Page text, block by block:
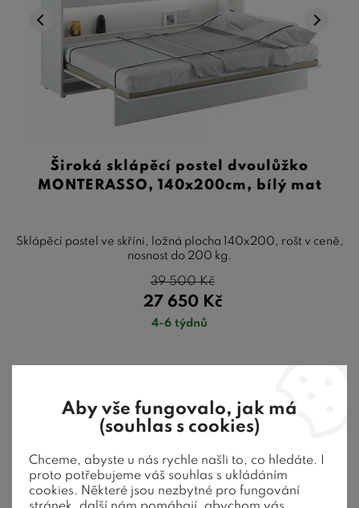
Široká sklápěcí postel dvoulůžko
MONTERASSO, 140x200cm, bílý mat
Sklápěcí postel ve skříni, ložná plocha 140x200, rošt v ceně,
nosnost do 200 kg.
27 650 Kč
39 500Kč
4-6 týdnů
DoporučujemeAby vše fungovalo, jak má
(souhlas s cookies)
Chceme, abyste u nás rychle našli to, co hledáte. I
proto potřebujeme váš souhlas s ukládáním
cookies. Některé jsou nezbytné pro fungování